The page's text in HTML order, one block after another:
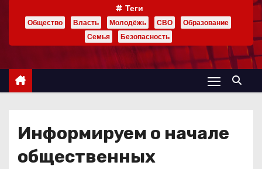
ж
Теги
Общество Власть Молодёжь СВО
Образование
Семья
Безопасность
Информируем о начале
общественных